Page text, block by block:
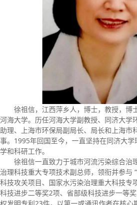
徐祖信，江西萍乡人，博士，教授，博
河海大学。历任河海大学副教授、同济大学
助理、上海市环保局副局长、局长和上海市
事。1995年回国至今，一直坚持在同济大
学和科研工作。
徐祖信一直致力于城市河流污染综合治
治理科技重大专项技术副总师，领衔并参与 “
科技攻关项目、国家水污染治理重大科技专
科技进步二等奖2项、省部级科技进步一等